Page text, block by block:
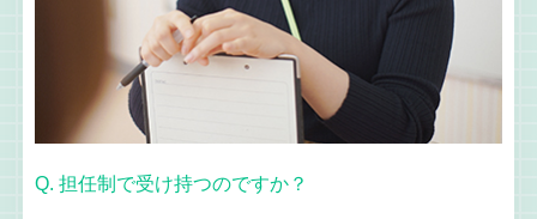
Q. 担任制で受け持つのですか？